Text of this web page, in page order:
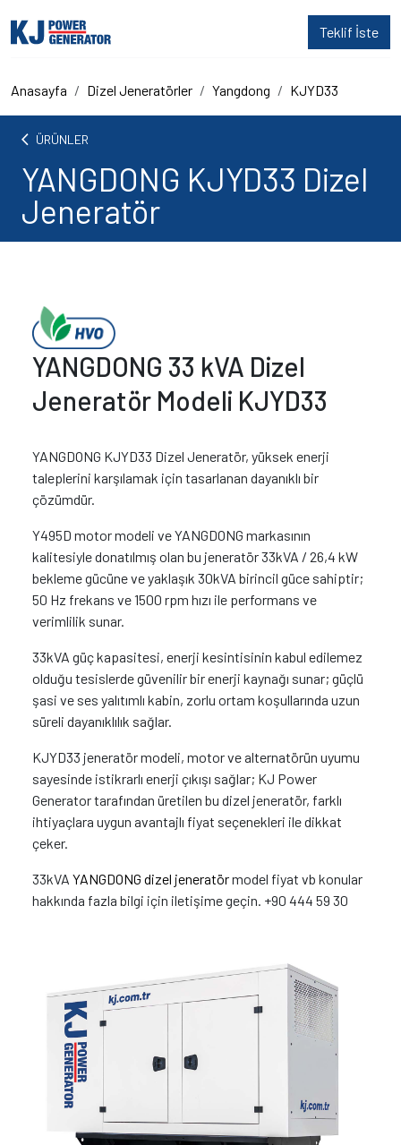
Teklif İste
Anasayfa Dizel Jeneratörler Yangdong KJYD33
arrow_back_ios ÜRÜNLER
YANGDONG KJYD33 Dizel
Jeneratör
YANGDONG 33 kVA Dizel
Jeneratör Modeli KJYD33
YANGDONG KJYD33 Dizel Jeneratör, yüksek enerji
taleplerini karşılamak için tasarlanan dayanıklı bir
çözümdür.
Y495D motor modeli ve YANGDONG markasının
kalitesiyle donatılmış olan bu jeneratör 33kVA / 26,4 kW
bekleme gücüne ve yaklaşık 30kVA birincil güce sahiptir;
50 Hz frekans ve 1500 rpm hızı ile performans ve
verimlilik sunar.
33kVA güç kapasitesi, enerji kesintisinin kabul edilemez
olduğu tesislerde güvenilir bir enerji kaynağı sunar; güçlü
şasi ve ses yalıtımlı kabin, zorlu ortam koşullarında uzun
süreli dayanıklılık sağlar.
KJYD33 jeneratör modeli, motor ve alternatörün uyumu
sayesinde istikrarlı enerji çıkışı sağlar; KJ Power
Generator tarafından üretilen bu dizel jeneratör, farklı
ihtiyaçlara uygun avantajlı fiyat seçenekleri ile dikkat
çeker.
33kVA YANGDONG dizel jeneratörmodel fiyat vb konular
hakkında fazla bilgi için iletişime geçin. +90 444 59 30